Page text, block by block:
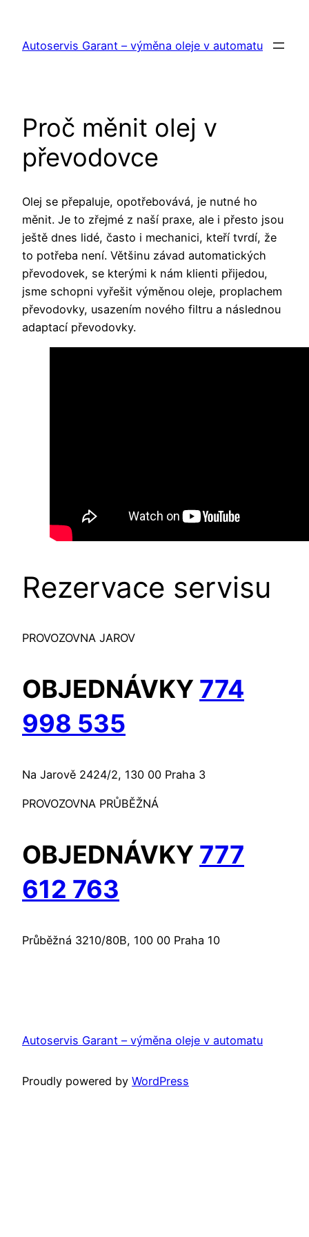
obsah
Autoservis Garant – výměna oleje v automatu
Proč měnit olej v
převodovce
Olej se přepaluje, opotřebovává, je nutné ho
měnit. Je to zřejmé z naší praxe, ale i přesto jsou
ještě dnes lidé, často i mechanici, kteří tvrdí, že
to potřeba není. Většinu závad automatických
převodovek, se kterými k nám klienti přijedou,
jsme schopni vyřešit výměnou oleje, proplachem
převodovky, usazením nového filtru a následnou
adaptací převodovky.
Rezervace servisu
PROVOZOVNA JAROV
OBJEDNÁVKY 774
998 535
Na Jarově 2424/2, 130 00 Praha 3
PROVOZOVNA PRŮBĚŽNÁ
OBJEDNÁVKY 777
612 763
Průběžná 3210/80B, 100 00 Praha 10
Autoservis Garant – výměna oleje v automatu
Proudly powered by WordPress